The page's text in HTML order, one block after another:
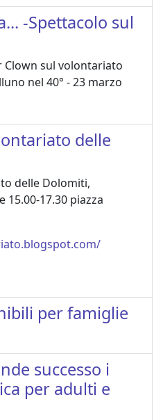
-Spettacolo sul
sul volontariato
nel 40° - 23 marzo
delle
delle Dolomiti,
17.30 piazza
per famiglie
successo i
per adulti e